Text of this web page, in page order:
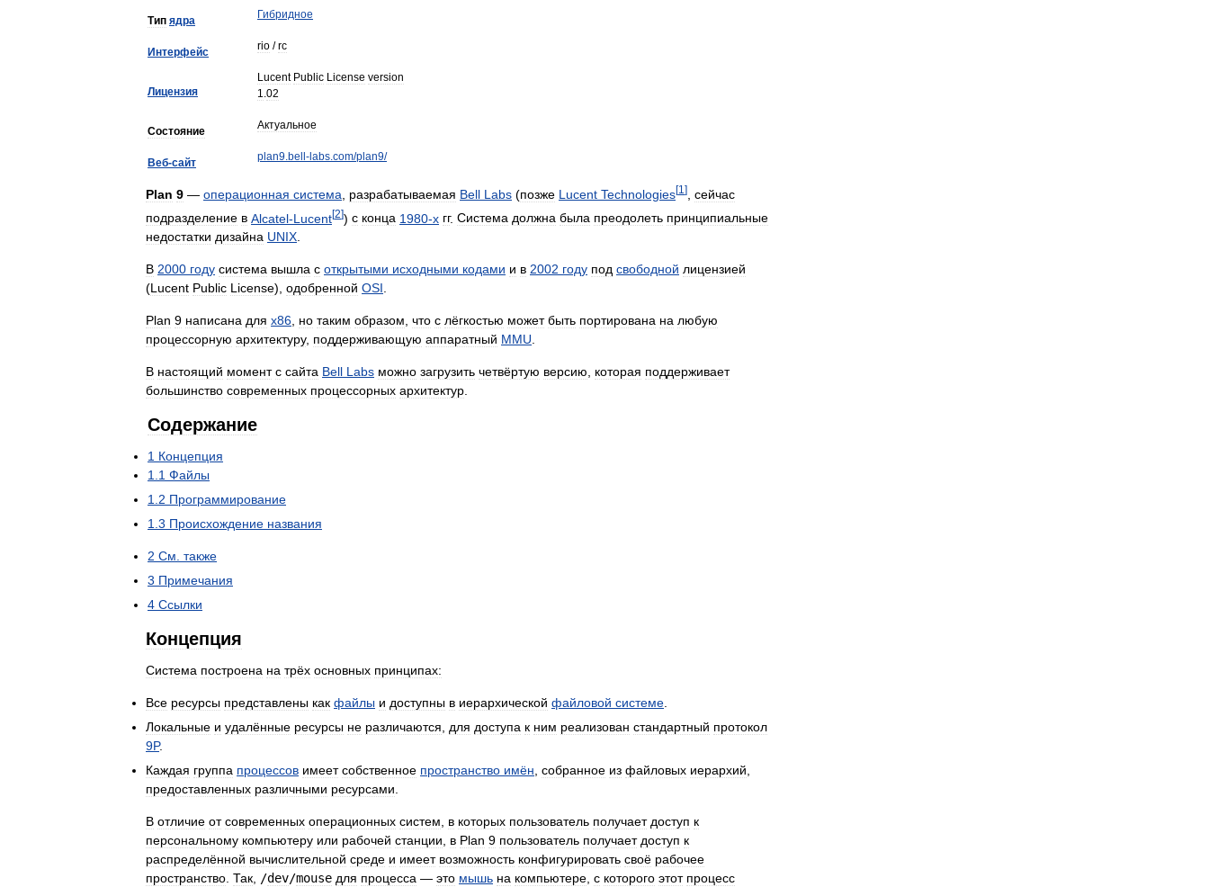
Тип ядра Гибридное
Интерфейс rio /rc
Лицензия
Lucent Public License version
1.02
Состояние Актуальное
Веб-сайт plan9.bell - labs.com/plan9/
Plan 9 — операционная система разрабатываемая Bell Labs (позже Lucent Technologies[1 ]
сейчас
подразделение в Alcatel-Lucent[2]) с конца 1980-х гг. Система должна была преодолеть принципиальные
недостатки дизайна UNIX.
В 2000 году система вышла с открытыми исходными кодами и в 2002 году под свободной лицензией
(Lucent Public License), одобренной OSI.
Plan 9 написана для x86, но таким образом, что с лёгкостью может быть портирована на любую
процессорную архитектуру, поддерживающую аппаратный MMU.
В настоящий момент с сайта Bell Labs можно загрузить четвёртую версию, которая поддерживает
большинство современных процессорных архитектур.
Содержание
1 Концепция
1.1 Файлы
1.2 Программирование
1.3 Происхождение названия
2 См. также
3 Примечания
4 Ссылки
Концепция
Система построена на трёх основных принципах:
Все ресурсы представлены как файлы и доступны в иерархической файловой системе.
Локальные и удалённые ресурсы не различаются, для доступа к ним реализован стандартный протокол
9P.
Каждая группа процессов имеет собственное пространство имён, собранное из файловых иерархий,
предоставленных различными ресурсами.
В отличие от современных операционных систем, в которых пользователь получает доступ к
персональному компьютеру или рабочей станции, в Plan 9 пользователь получает доступ к
распределённой вычислительной среде и имеет возможность конфигурировать своё рабочее
пространство. Так, /dev/mouse для процесса — это мышь на компьютере, с которого этот процесс